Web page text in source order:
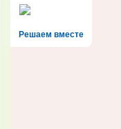
Решаем вместе